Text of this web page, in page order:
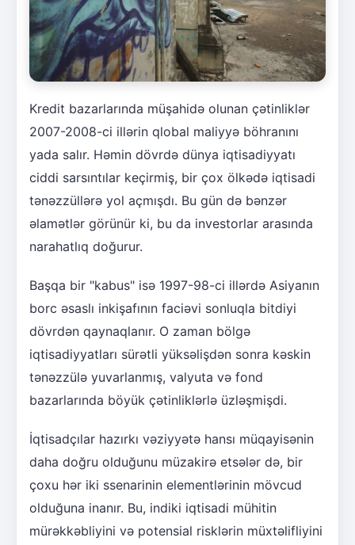
Kredit bazarlarında müşahidə olunan çətinliklər
2007-2008-ci illərin qlobal maliyyə böhranını
yada salır. Həmin dövrdə dünya iqtisadiyyatı
ciddi sarsıntılar keçirmiş, bir çox ölkədə iqtisadi
tənəzzüllərə yol açmışdı. Bu gün də bənzər
əlamətlər görünür ki, bu da investorlar arasında
narahatlıq doğurur.
Başqa bir "kabus" isə 1997-98-ci illərdə Asiyanın
borc əsaslı inkişafının faciəvi sonluqla bitdiyi
dövrdən qaynaqlanır. O zaman bölgə
iqtisadiyyatları sürətli yüksəlişdən sonra kəskin
tənəzzülə yuvarlanmış, valyuta və fond
bazarlarında böyük çətinliklərlə üzləşmişdi.
İqtisadçılar hazırkı vəziyyətə hansı müqayisənin
daha doğru olduğunu müzakirə etsələr də, bir
çoxu hər iki ssenarinin elementlərinin mövcud
olduğuna inanır. Bu, indiki iqtisadi mühitin
mürəkkəbliyini və potensial risklərin müxtəlifliyini